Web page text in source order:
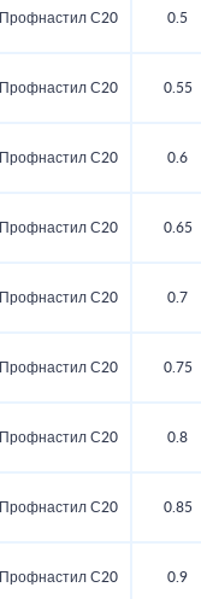
Профнастил С20 0.5
Профнастил С20 0.55
Профнастил С20 0.6
Профнастил С20 0.65
Профнастил С20 0.7
Профнастил С20 0.75
Профнастил С20 0.8
Профнастил С20 0.85
Профнастил С20 0.9